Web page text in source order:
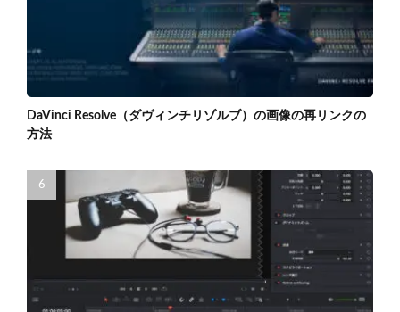
DaVinci Resolve（ダヴィンチリゾルブ）の画像の再リンクの
方法